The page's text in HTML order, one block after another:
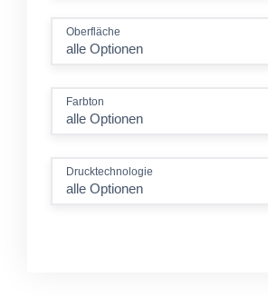
Oberfläche
alle Optionen
Farbton
alle Optionen
Drucktechnologie
alle Optionen